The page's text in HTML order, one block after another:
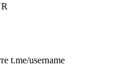
t.me/username